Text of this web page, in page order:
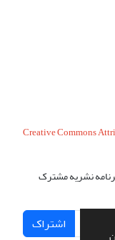
Creative Commons
نشریه مشترک
اشتراک